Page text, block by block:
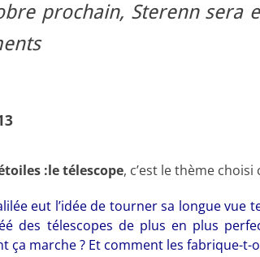
prochain, Sterenn
:le télescope, c’est le thème
eut l’idée de tourner sa longue vue
des télescopes de plus en plus
ça marche ? Et comment les fabrique-t-